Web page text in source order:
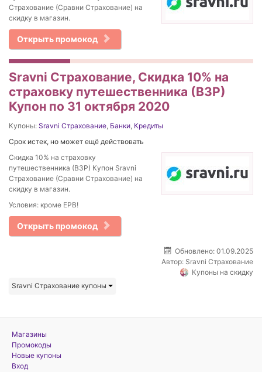
Страхование (Сравни Страхование) на
скидку в магазин.
Открыть промокод
Sravni Страхование, Скидка 10% на
страховку путешественника (ВЗР)
Купон по 31 октября 2020
Купоны: Sravni Страхование Банки Кредиты
Срок истек, но может ещё действовать
Скидка 10% на страховку
путешественника (ВЗР) Купон Sravni
Страхование (Сравни Страхование) на
скидку в магазин.
Условия: кроме EPB!
Открыть промокод
Обновлено: 01.09.2025
Автор: Sravni Страхование
Купоны на скидку
Sravni Страхование купоны
Магазины
Промокоды
Новые купоны
Вход